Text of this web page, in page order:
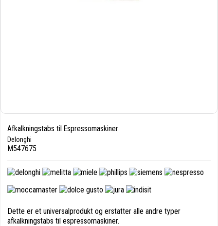
Afkalkningstabs til Espressomaskiner
Delonghi
M547675
Dette er et universalprodukt og erstatter alle andre typer
afkalkningstabs til espressomaskiner.